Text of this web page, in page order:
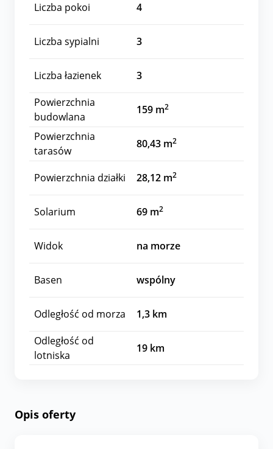
Liczba pokoi 4
Liczba sypialni 3
Liczba łazienek
3
Powierzchnia
budowlana
159 m2
Powierzchnia
tarasów
80,43 m2
Powierzchnia działki 28,12 m2
Solarium 69 m2
Widok na morze
Basen wspólny
Odległość od morza 1,3 km
Odległość od
lotniska
19 km
Opis oferty